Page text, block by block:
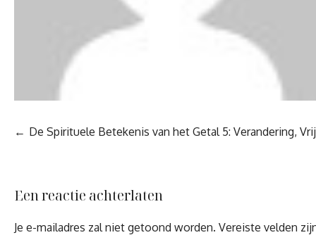
Berichtnavigatie
De Spirituele Betekenis van het Getal 5: Verandering,
Een reactie achterlaten
Je e-mailadres zal niet getoond worden. Vereiste velden